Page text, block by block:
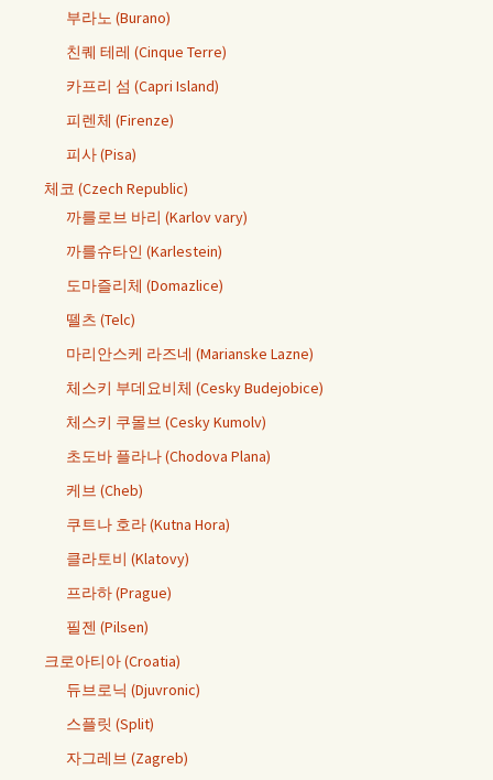
부라노 (Burano)
친퀘 테레 (Cinque Terre)
카프리 섬 (Capri Island)
피렌체 (Firenze)
피사 (Pisa)
체코 (Czech Republic)
까를로브 바리 (Karlov vary)
까를슈타인 (Karlestein)
도마즐리체 (Domazlice)
뗄츠 (Telc)
마리안스케 라즈네 (Marianske Lazne)
체스키 부데요비체 (Cesky Budejobice)
체스키 쿠몰브 (Cesky Kumolv)
초도바 플라나 (Chodova Plana)
케브 (Cheb)
쿠트나 호라 (Kutna Hora)
클라토비 (Klatovy)
프라하 (Prague)
필젠 (Pilsen)
크로아티아 (Croatia)
듀브로닉 (Djuvronic)
스플릿 (Split)
자그레브 (Zagreb)